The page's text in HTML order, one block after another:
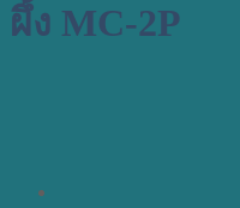
ผึ้ง MC-2P​